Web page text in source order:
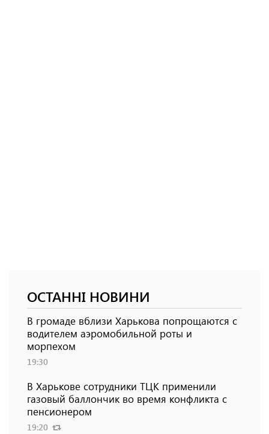
ОСТАННІ НОВИНИ
В громаде вблизи Харькова попрощаются с
водителем аэромобильной роты и
морпехом
19:30
В Харькове сотрудники ТЦК применили
газовый баллончик во время конфликта с
пенсионером
19:20